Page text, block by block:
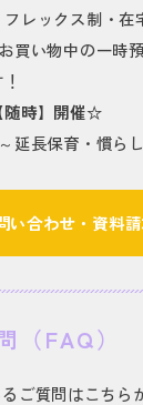
レックス制・在
買い物中の一時
随時】開催☆
延長保育・慣ら
い合わせ・資料
（FAQ）
ご質問はこちら